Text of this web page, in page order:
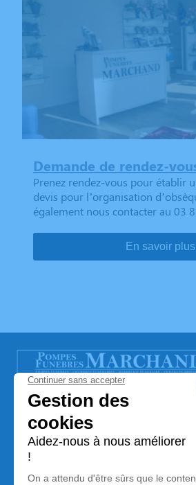
Demande de rendez-
Prenez rendez-vous pour établir
devis pour l’organisation
également nous contacter au 03
En savoir plus
POMPES FUNEBRES
Nos équipes vous aident à honorer
son souvenir dans le respect de ses
son dernier voyage.
Nos agences